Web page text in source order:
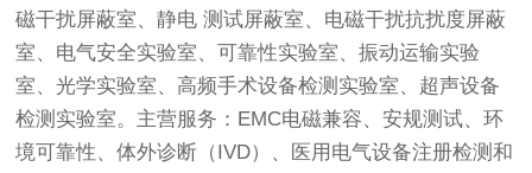
磁干扰屏蔽室、静电 测试屏蔽室、电磁干扰抗扰度屏蔽
室、电气安全实验室、可靠性实验室、振动运输实验
室、光学实验室、高频手术设备检测实验室、超声设备
检测实验室。主营服务：EMC电磁兼容、安规测试、环
境可靠性、体外诊断（IVD）、医用电气设备注册检测和